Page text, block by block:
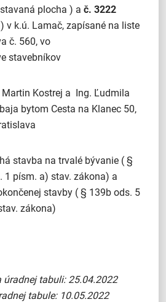
plocha ) a č. 3222
v k.ú. Lamač, zapísané na liste
č. 560, vo
stavebníkov
Martin Kostrej a Ing. Ľudmila
bytom Cesta na Klanec 50,
stavba na trvalé bývanie ( §
1 písm. a) stav. zákona) a
stavby ( § 139b ods. 5
zákona)
úradnej tabuli: 25.04.2022
tabule: 10.05.2022